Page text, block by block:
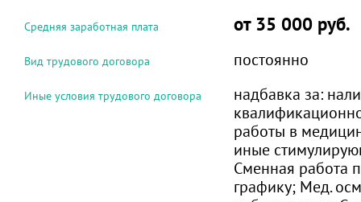
Средняя заработная плата от 35 000 руб.
Вид трудового договора постоянно
Иные условия трудового договора
надбавка за:
работы в
иные
Сменная работа
графику; Мед.